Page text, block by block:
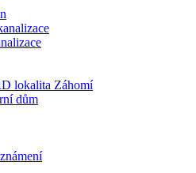
lokalita Záhomí
dům